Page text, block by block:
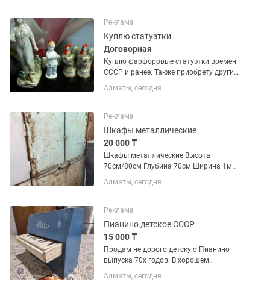
золотые и...
Реклама
Куплю статуэтки
Договорная
Куплю фарфоровые статуэтки времен
СССР и ранее. Также приобрету другие
предметы старины и
коллекционирования. Присылайте
Алматы, сегодня
Реклама
Шкафы металлические
20 000 ₸
Шкафы металлические Высота
70см/80см Глубина 70см Ширина 1м
Производство СССР Б/у Цена за
секцию Подходят для хранения/СТО и
Алматы, сегодня
Реклама
Пианино детское СССР
15 000 ₸
Продам не дорого детскую Пианино
выпуска 70х годов. В хорошем
состоянии. Звук хороший громкий
соответствует нотной грамоте.
Алматы, сегодня